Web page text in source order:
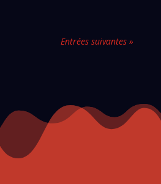
Entrées suivantes »